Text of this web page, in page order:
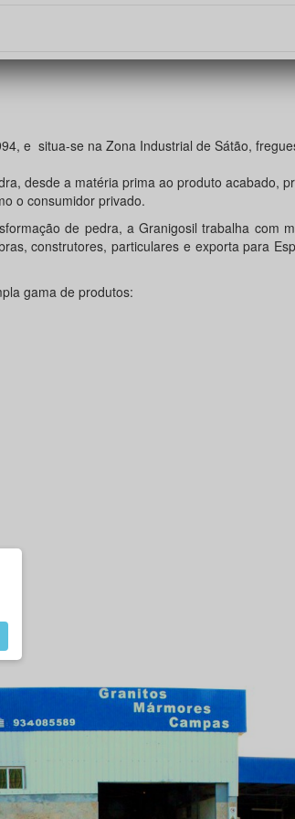
situa-se na Zona Industrial de Sátão,
desde a matéria prima ao produto acabado,
o consumidor privado.
de pedra, a Granigosil trabalha com
construtores, particulares e exporta para
gama de produtos: